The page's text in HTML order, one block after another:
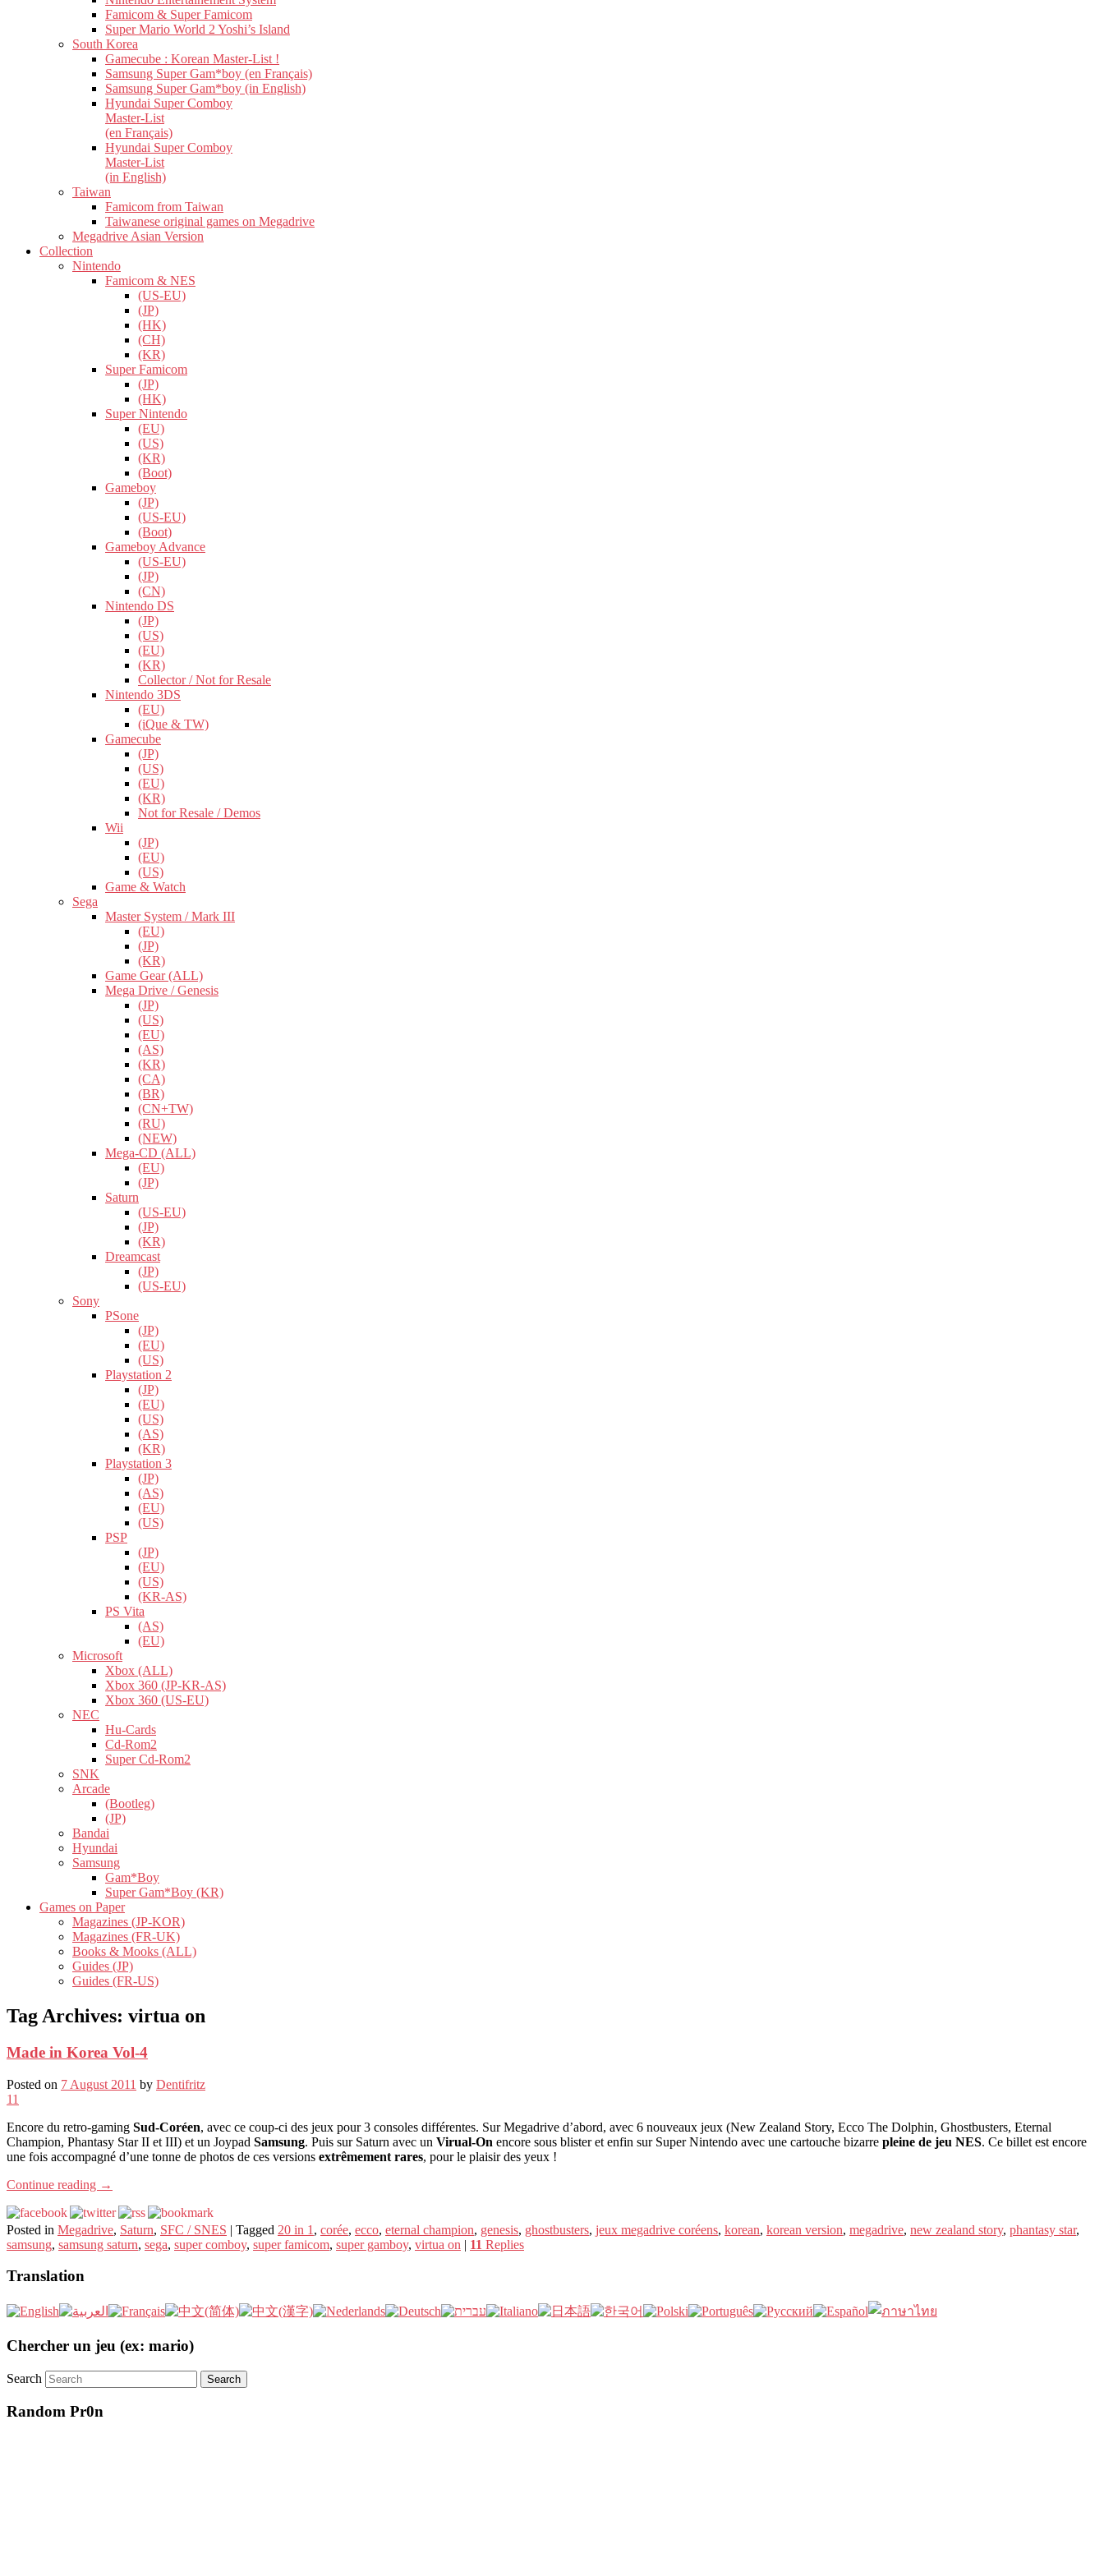
Famicom & Super Famicom
Super Mario World 2 Yoshi’s Island
South Korea
Gamecube : Korean Master-List !
Samsung Super Gam*boy (en Français)
Samsung Super Gam*boy (in English)
Hyundai Super Comboy
Master-List
(en Français)
Hyundai Super Comboy
Master-List
(in English)
Taiwan
Famicom from Taiwan
Taiwanese original games on Megadrive
Megadrive Asian Version
Collection
Nintendo
Famicom & NES
(US-EU)
(JP)
(HK)
(CH)
(KR)
Super Famicom
(JP)
(HK)
Super Nintendo
(EU)
(US)
(KR)
(Boot)
Gameboy
(JP)
(US-EU)
(Boot)
Gameboy Advance
(US-EU)
(JP)
(CN)
Nintendo DS
(JP)
(US)
(EU)
(KR)
Collector / Not for Resale
Nintendo 3DS
(EU)
(iQue & TW)
Gamecube
(JP)
(US)
(EU)
(KR)
Not for Resale / Demos
Wii
(JP)
(EU)
(US)
Game & Watch
Sega
Master System / Mark III
(EU)
(JP)
(KR)
Game Gear (ALL)
Mega Drive / Genesis
(JP)
(US)
(EU)
(AS)
(KR)
(CA)
(BR)
(CN+TW)
(RU)
(NEW)
Mega-CD (ALL)
(EU)
(JP)
Saturn
(US-EU)
(JP)
(KR)
Dreamcast
(JP)
(US-EU)
Sony
PSone
(JP)
(EU)
(US)
Playstation 2
(JP)
(EU)
(US)
(AS)
(KR)
Playstation 3
(JP)
(AS)
(EU)
(US)
PSP
(JP)
(EU)
(US)
(KR-AS)
PS Vita
(AS)
(EU)
Microsoft
Xbox (ALL)
Xbox 360 (JP-KR-AS)
Xbox 360 (US-EU)
NEC
Hu-Cards
Cd-Rom2
Super Cd-Rom2
SNK
Arcade
(Bootleg)
(JP)
Bandai
Hyundai
Samsung
Gam*Boy
Super Gam*Boy (KR)
Games on Paper
Magazines (JP-KOR)
Magazines (FR-UK)
Books & Mooks (ALL)
Guides (JP)
Guides (FR-US)
Tag Archives: virtua on
Made in Korea Vol-4
Posted on 7 August 2011 by Dentifritz
11
Encore du retro-gaming Sud-Coréen, avec ce coup-ci des jeux pour 3 consoles différentes. Sur Megadrive d’abord, avec 6 nouveaux jeux (New Zealand Story, Ecco The Dolphin, Ghostbusters, Eternal
Champion, Phantasy Star II et III) et un Joypad Samsung. Puis sur Saturn avec un Virual-On encore sous blister et enfin sur Super Nintendo avec une cartouche bizarre pleine de jeu NES. Ce billet est encore
une fois accompagné d’une tonne de photos de ces versions extrêmement rares, pour le plaisir des yeux !
Continue reading →
Posted in Megadrive, Saturn, SFC / SNES | Tagged 20 in 1 , corée, ecco, eternal champion, genesis, ghostbusters, jeux megadrive coréens, korean, korean version, megadrive, new zealand story, phantasy star,
samsung, samsung saturn, sega, super comboy, super famicom, super gamboy, virtua on | 11 Replies
Translation
Chercher un jeu (ex: mario)
Search
Random Pr0n